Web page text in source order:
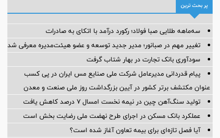
پر بحث ترین
سه‌ماهه طلایی صبا فولاد؛ رکورد درآمد با اتکای به صادرات
تغییر مهم در صبانور؛ مدیر جدید توسعه و عضو هیئت‌مدیره معرفی شد
سودآوری بانک تجارت در بهار شتاب گرفت
پیام قدردانی مدیرعامل شرکت ملی صنایع مس ایران در پی کسب
عنوان مکتشف برتر کشور در آیین بزرگداشت روز ملی صنعت و معدن
تولید سنگ‌آهن چین در نیمه نخست امسال ۷ درصد کاهش یافت
عملکرد بانک مسکن در اجرای طرح نهضت ملی رضایت بخش است
آیا فصل تازه‌ای برای بیمه تعاون آغاز شده است؟